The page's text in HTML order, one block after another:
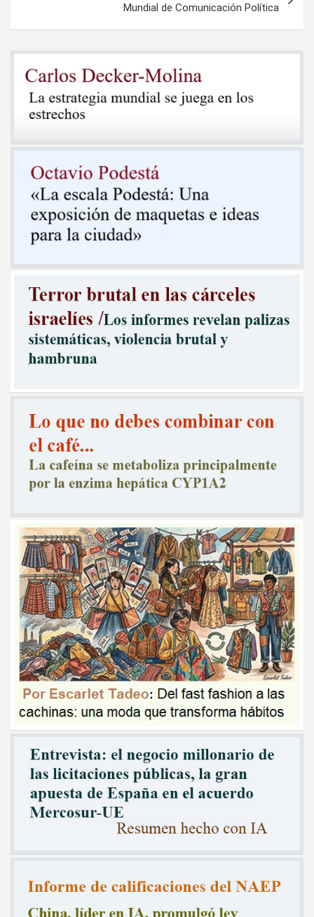
Mundial de Comunicación Política